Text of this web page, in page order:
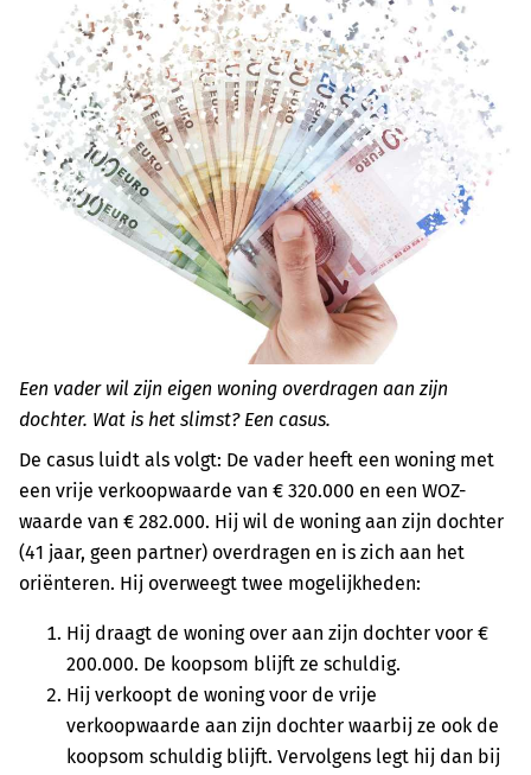
Een vader wil zijn eigen woning overdragen aan zijn
dochter. Wat is het slimst? Een casus.
De casus luidt als volgt: De vader heeft een woning met
een vrije verkoopwaarde van € 320.000 en een WOZ-
waarde van € 282.000. Hij wil de woning aan zijn dochter
(41 jaar, geen partner) overdragen en is zich aan het
oriënteren. Hij overweegt twee mogelijkheden:
Hij draagt de woning over aan zijn dochter voor €
200.000. De koopsom blijft ze schuldig.
Hij verkoopt de woning voor de vrije
verkoopwaarde aan zijn dochter waarbij ze ook de
koopsom schuldig blijft. Vervolgens legt hij dan bij